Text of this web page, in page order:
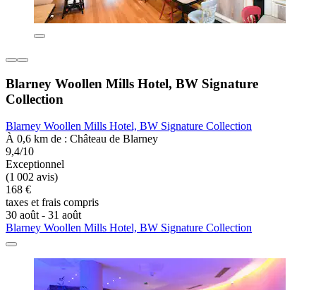
Blarney Woollen Mills Hotel, BW Signature
Collection
Blarney Woollen Mills Hotel, BW Signature Collection
À 0,6 km de : Château de Blarney
9,4/10
Exceptionnel
(1 002 avis)
168 €
taxes et frais compris
30 août - 31 août
Blarney Woollen Mills Hotel, BW Signature Collection